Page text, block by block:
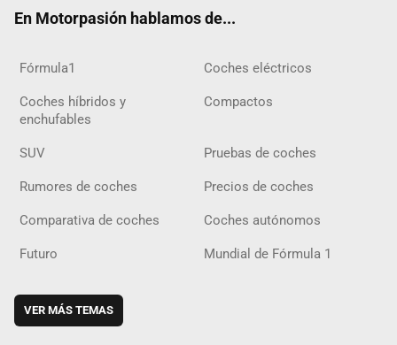
En Motorpasión hablamos de...
Fórmula1 Coches eléctricos
Coches híbridos y
enchufables
Compactos
SUV Pruebas de coches
Rumores de coches Precios de coches
Comparativa de coches Coches autónomos
Futuro Mundial de Fórmula 1
VER MÁS TEMAS